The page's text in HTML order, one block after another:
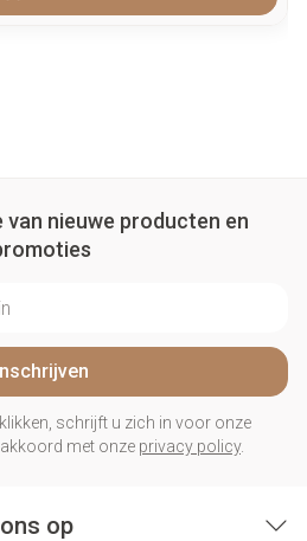
van nieuwe producten en
schrijft u zich in voor onze
met onze privacy policy.
op